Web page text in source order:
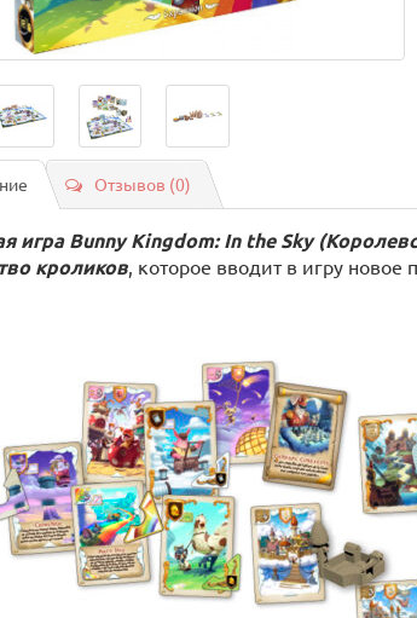
Отзывов (0)
играBunny Kingdom: In the Sky
кроликов, которое вводит в игру